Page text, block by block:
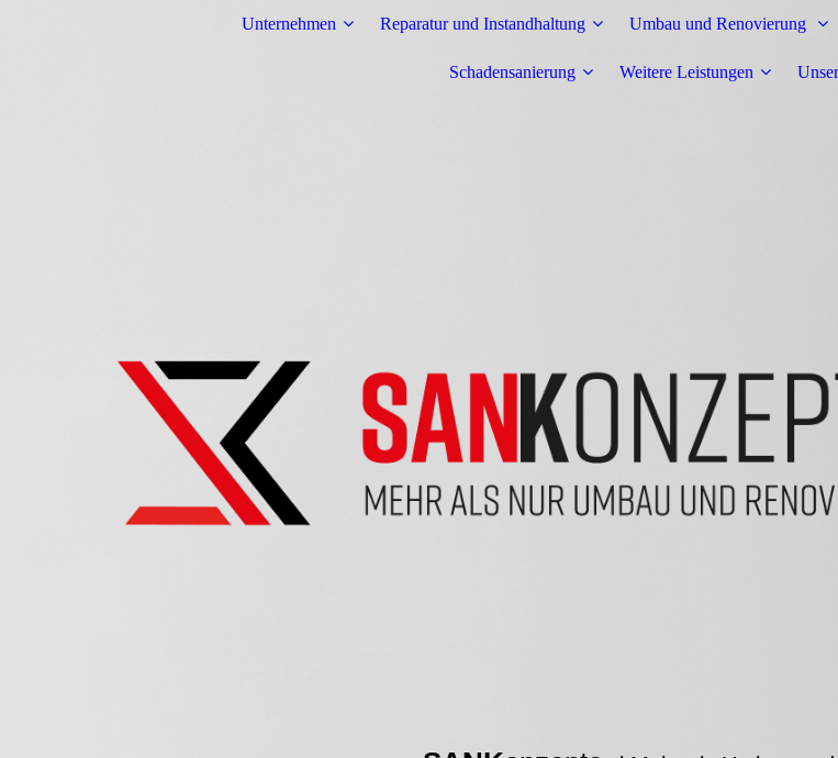
Unternehmen Reparatur und Instandhaltung Umbau und Renovierung
Schadensanierung Weitere Leistungen